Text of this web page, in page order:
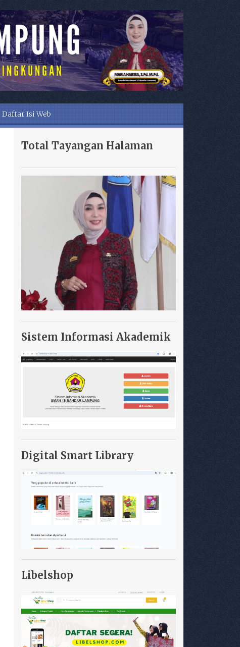
Daftar Isi Web
Total Tayangan Halaman
Sistem Informasi Akademik
Digital Smart Library
Libelshop